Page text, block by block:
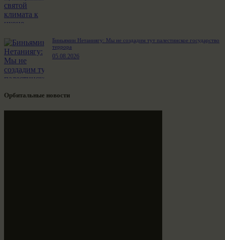
Биньямин Нетаниягу: Мы не создадим тут палестинское государство
террора
05.08.2026
Орбитальные новости